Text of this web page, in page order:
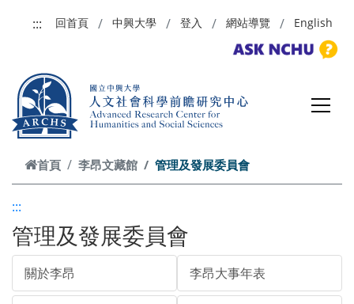
:::
回首頁 中興大學 登入 網站導覽 English
首頁 李昂文藏館 管理及發展委員會
:::
管理及發展委員會
關於李昂 李昂大事年表